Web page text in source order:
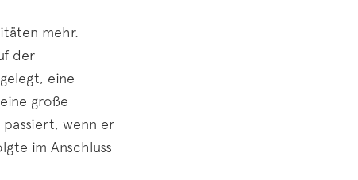
mehr.
der
eine
große
passiert, wenn er
im Anschluss